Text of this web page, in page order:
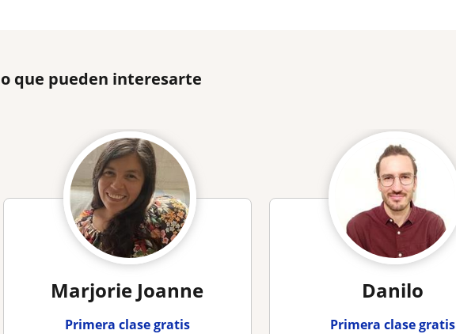
que pueden interesarte
Marjorie Joanne
Primera clase gratis
Danilo
Primera clase gratis